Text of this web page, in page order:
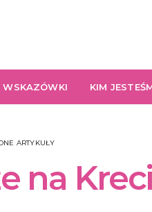
WSKAZÓWKI KIM
ARTYKUŁY
na